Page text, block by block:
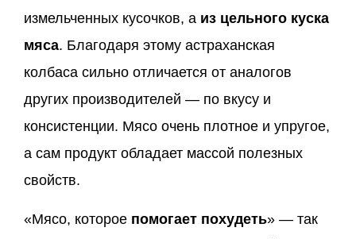
измельченных кусочков, а из цельного куска
мяса. Благодаря этому астраханская
колбаса сильно отличается от аналогов
других производителей — по вкусу и
консистенции. Мясо очень плотное и упругое,
а сам продукт обладает массой полезных
свойств.
«Мясо, которое помогает похудеть» — так